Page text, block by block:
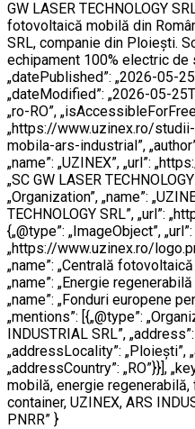
GW LASER TECHNOLOGY
fotovoltaică mobilă din
SRL, companie din Ploiești.
echipament 100% electric de
„datePublished”: „2026-05-
„dateModified”: „2026-05-
„ro-RO”,
„https://www.uzinex.ro/
mobila-ars-industrial”,
„name”: „UZINEX”, „url”:
„SC GW LASER
„Organization”, „name”:
TECHNOLOGY SRL”, „url”:
{„@type”: „ImageObject”, „url”:
„https://www.uzinex.ro/
„name”: „Centrală fotovoltaică
„name”: „Energie
„name”: „Fonduri europene
„mentions”: [{„@type”:
INDUSTRIAL SRL”,
„addressLocality”: „Ploiești”,
„addressCountry”: „RO”}}],
mobilă, energie
container, UZINEX, ARS
PNRR” }